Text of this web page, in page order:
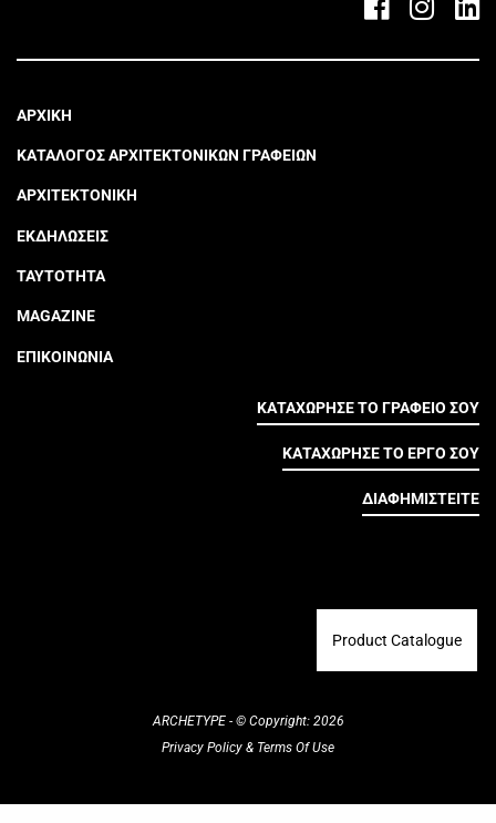
ΑΡΧΙΚΗ
ΚΑΤΑΛΟΓΟΣ ΑΡΧΙΤΕΚΤΟΝΙΚΩΝ ΓΡΑΦΕΙΩΝ
ΑΡΧΙΤΕΚΤΟΝΙΚΗ
ΕΚΔΗΛΩΣΕΙΣ
ΤΑΥΤΟΤΗΤΑ
MAGAZINE
ΕΠΙΚΟΙΝΩΝΙΑ
ΚΑΤΑΧΩΡΗΣΕ ΤΟ ΓΡΑΦΕΙΟ ΣΟΥ
ΚΑΤΑΧΩΡΗΣΕ ΤΟ ΕΡΓΟ ΣΟΥ
ΔΙΑΦΗΜΙΣΤΕΙΤΕ
Product Catalogue
ARCHETYPE - © Copyright: 2026
Privacy Policy & Terms Of Use